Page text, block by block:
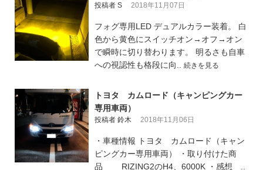
投稿者 S 2018年11月07日
フォグ専用LED デュアルカラー装着。 白
色から黄色にスイッチオン→オフ→オン
で瞬時に切り替わります。 明るさも自車
への視認性も格段に向.. 続きを見る
トヨタ カムロード（キャンピングカー
専用車両）
投稿者 鈴木 2018年11月06日
・車種情報 トヨタ カムロード（キャン
ピングカー専用車両） ・取り付けた商
品 RIZING2のH4、6000K ・感想 ..